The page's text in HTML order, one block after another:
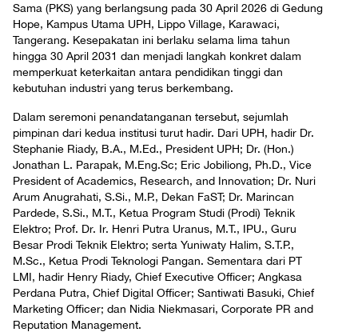
Sama (PKS) yang berlangsung pada 30 April 2026 di Gedung
Hope, Kampus Utama UPH, Lippo Village, Karawaci,
Tangerang. Kesepakatan ini berlaku selama lima tahun
hingga 30 April 2031 dan menjadi langkah konkret dalam
memperkuat keterkaitan antara pendidikan tinggi dan
kebutuhan industri yang terus berkembang.
Dalam seremoni penandatanganan tersebut, sejumlah
pimpinan dari kedua institusi turut hadir. Dari UPH, hadir Dr.
Stephanie Riady, B.A., M.Ed., President UPH; Dr. (Hon.)
Jonathan L. Parapak, M.Eng.Sc; Eric Jobiliong, Ph.D., Vice
President of Academics, Research, and Innovation; Dr. Nuri
Arum Anugrahati, S.Si., M.P., Dekan FaST; Dr. Marincan
Pardede, S.Si., M.T., Ketua Program Studi (Prodi) Teknik
Elektro; Prof. Dr. Ir. Henri Putra Uranus, M.T., IPU., Guru
Besar Prodi Teknik Elektro; serta Yuniwaty Halim, S.T.P.,
M.Sc., Ketua Prodi Teknologi Pangan. Sementara dari PT
LMI, hadir Henry Riady, Chief Executive Officer; Angkasa
Perdana Putra, Chief Digital Officer; Santiwati Basuki, Chief
Marketing Officer; dan Nidia Niekmasari, Corporate PR and
Reputation Management.